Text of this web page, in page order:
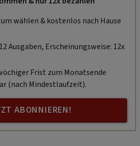
wählen & kostenlos nach Hause
Ausgaben, Erscheinungsweise: 12x
Frist zum Monatsende
(nach Mindestlaufzeit).
ABONNIEREN!